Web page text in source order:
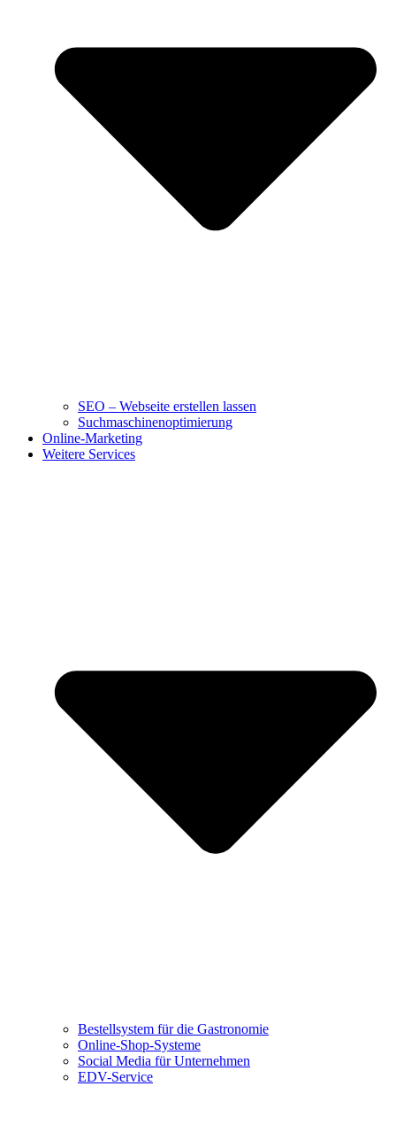
SEO – Webseite erstellen lassen
Suchmaschinenoptimierung
Online-Marketing
Weitere Services
Bestellsystem für die Gastronomie
Online-Shop-Systeme
Social Media für Unternehmen
EDV-Service